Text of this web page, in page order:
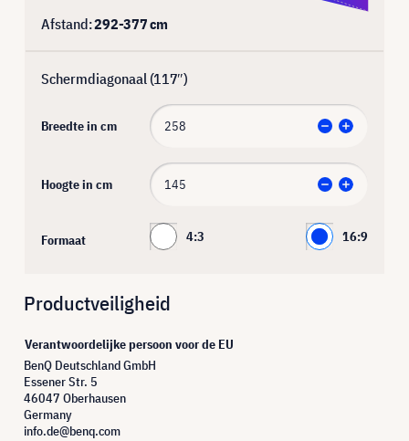
Afstand:292-377cm
Schermdiagonaal (117″)
Breedte in cm
Hoogte in cm
Formaat 4:3 16:9
Productveiligheid
Verantwoordelijke persoon voor de EU
BenQ Deutschland GmbH
Essener Str. 5
46047 Oberhausen
Germany
info.de@benq.com